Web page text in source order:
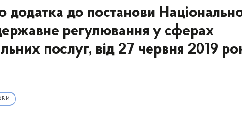
додатка до постанови
регулювання у сферах
послуг, від 27 червня 2019